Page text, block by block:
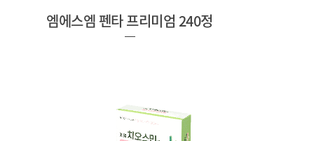
엠에스엠 펜타 프리미엄 240정